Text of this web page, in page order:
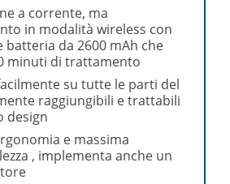
a corrente, ma
in modalità wireless con
batteria da 2600 mAh che
minuti di trattamento
su tutte le parti del
raggiungibili e trattabili
design
e massima
, implementa anche un